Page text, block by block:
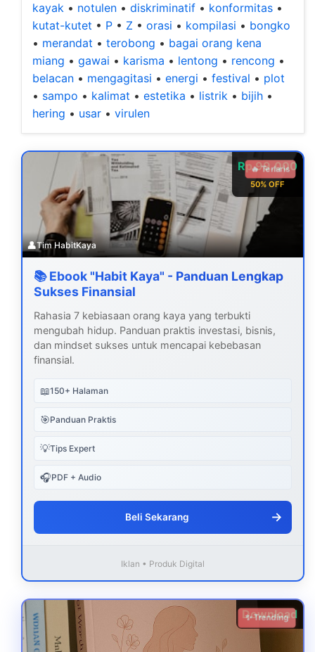
kayak • notulen • diskriminatif • konformitas •
kutat-kutet • P • Z • orasi • kompilasi • bongko
• merandat • terobong • bagai orang kena
miang • gawai • karisma • lentong • rencong •
belacan • mengagitasi • energi • festival • plot
• sampo • kalimat • estetika • listrik • bijih •
hering • usar • virulen
Rp 99.000
50% OFF
🔥 Terlaris
👤Tim HabitKaya
📚 Ebook "Habit Kaya" - Panduan Lengkap
Sukses Finansial
Rahasia 7 kebiasaan orang kaya yang terbukti
mengubah hidup. Panduan praktis investasi, bisnis,
dan mindset sukses untuk mencapai kebebasan
finansial.
📖150+ Halaman
🎯Panduan Praktis
💡Tips Expert
🎧PDF + Audio
Beli Sekarang →
Iklan • Produk Digital
Download
✨ Trending